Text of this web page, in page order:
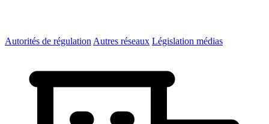
Autorités de régulation Autres réseaux Législation médias